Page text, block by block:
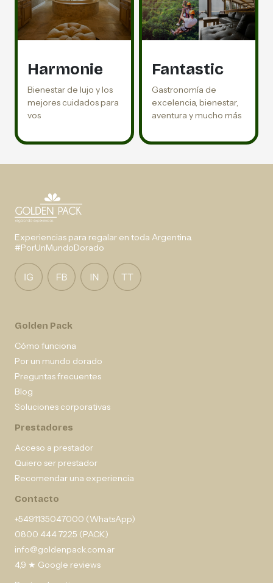
Harmonie
Bienestar de lujo y los
mejores cuidados para
vos
Fantastic
Gastronomía de
excelencia, bienestar,
aventura y mucho más
Experiencias para regalar en toda Argentina.
#PorUnMundoDorado
Golden Pack
Cómo funciona
Por un mundo dorado
Preguntas frecuentes
Blog
Soluciones corporativas
Prestadores
Acceso a prestador
Quiero ser prestador
Recomendar una experiencia
Contacto
+5491135047000 (WhatsApp)
0800 444 7225 (PACK)
info@goldenpack.com.ar
4,9 ★ Google reviews